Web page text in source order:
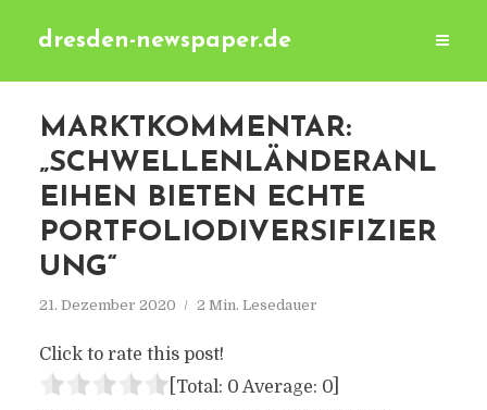
dresden-newspaper.de
MARKTKOMMENTAR:
„SCHWELLENLÄNDERANL
EIHEN BIETEN ECHTE
PORTFOLIODIVERSIFIZIER
UNG“
21. Dezember 2020 2 Min. Lesedauer
Click to rate this post!
[Total: 0 Average: 0]